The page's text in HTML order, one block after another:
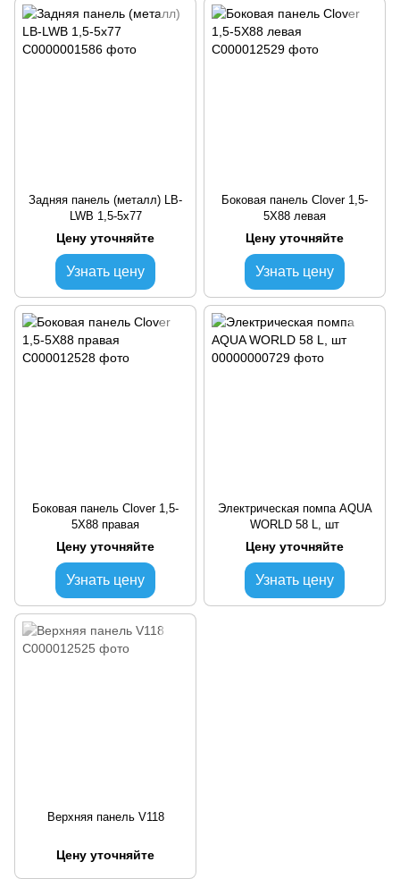
Задняя панель (металл) LB-
LWB 1,5-5х77
Цену уточняйте
Узнать цену
Боковая панель Clover 1,5-
5Х88 левая
Цену уточняйте
Узнать цену
Боковая панель Clover 1,5-
5Х88 правая
Цену уточняйте
Узнать цену
Электрическая помпа AQUA
WORLD 58 L, шт
Цену уточняйте
Узнать цену
Верхняя панель V118
Цену уточняйте